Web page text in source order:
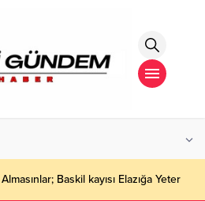
Baskil kayısı Elazığa Yeter